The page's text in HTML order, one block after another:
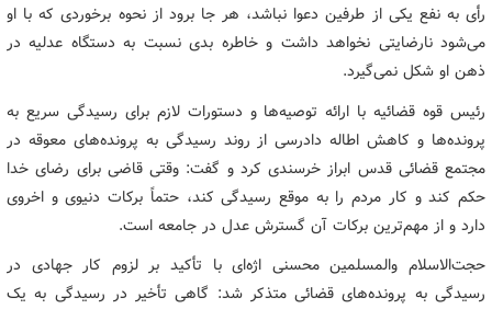
رأی به نفع یکی از طرفین دعوا نباشد، هر جا برود از نحوه برخوردی که با او
می‌شود نارضایتی نخواهد داشت و خاطره بدی نسبت به دستگاه عدلیه در
ذهن او شکل نمی‌گیرد.
رئیس قوه قضائیه با ارائه توصیه‌ها و دستورات لازم برای رسیدگی سریع به
پرونده‌ها و کاهش اطاله دادرسی از روند رسیدگی به پرونده‌های معوقه در
مجتمع قضائی قدس ابراز خرسندی کرد و گفت: وقتی قاضی برای رضای خدا
حکم کند و کار مردم را به موقع رسیدگی کند، حتماً برکات دنیوی و اخروی
دارد و از مهم‌ترین برکات آن گسترش عدل در جامعه است.
حجت‌الاسلام والمسلمین محسنی اژه‌ای با تأکید بر لزوم کار جهادی در
رسیدگی به پرونده‌های قضائی متذکر شد: گاهی تأخیر در رسیدگی به یک